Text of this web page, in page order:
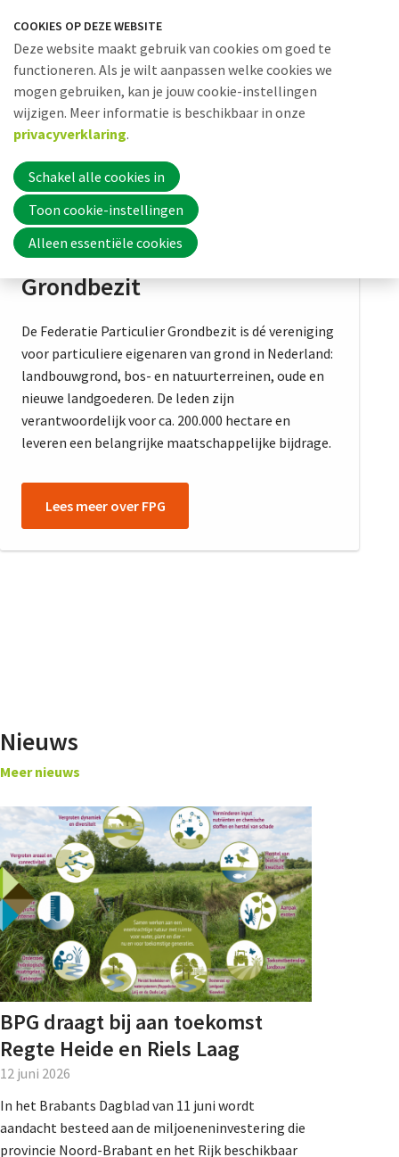
links
over
Jump
to
navigation
Jump
to
main
content
EN
Federatie Particulier
Grondbezit
De Federatie Particulier Grondbezit is dé vereniging
voor particuliere eigenaren van grond in Nederland:
landbouwgrond, bos- en natuurterreinen, oude en
nieuwe landgoederen. De leden zijn
verantwoordelijk voor ca. 200.000 hectare en
leveren een belangrijke maatschappelijke bijdrage.
Lees meer over FPG
Nieuws
Meer nieuws
BPG draagt bij aan toekomst
Regte Heide en Riels Laag
12 juni 2026
In het Brabants Dagblad van 11 juni wordt
aandacht besteed aan de miljoeneninvestering die
provincie Noord-Brabant en het Rijk beschikbaar
Word nu lid
Actueel
Provincies
COOKIES OP DEZE WEBSITE
Deze website maakt gebruik van cookies om goed te
functioneren. Als je wilt aanpassen welke cookies we
mogen gebruiken, kan je jouw cookie-instellingen
wijzigen. Meer informatie is beschikbaar in onze
privacyverklaring.
Schakel alle cookies in
Toon cookie-instellingen
Alleen essentiële cookies